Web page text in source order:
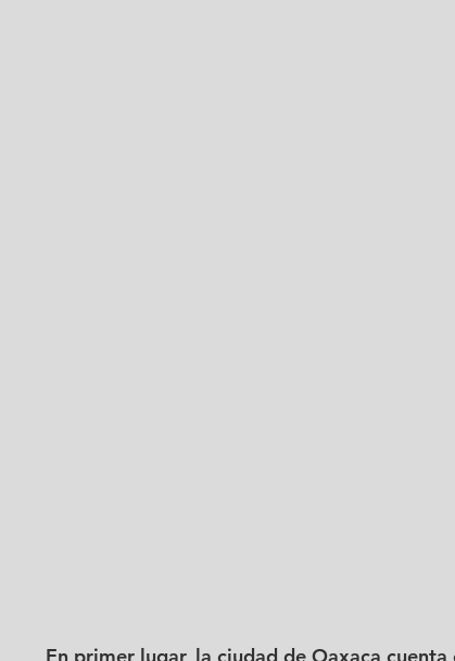
En primer lugar, la ciudad de Oaxaca